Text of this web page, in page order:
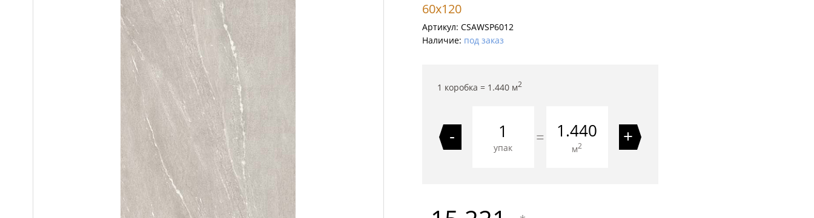
60x120
Артикул: CSAWSP6012
Наличие: под заказ
1 коробка = 1.440м2
-
упак
= 1.440
м2 +